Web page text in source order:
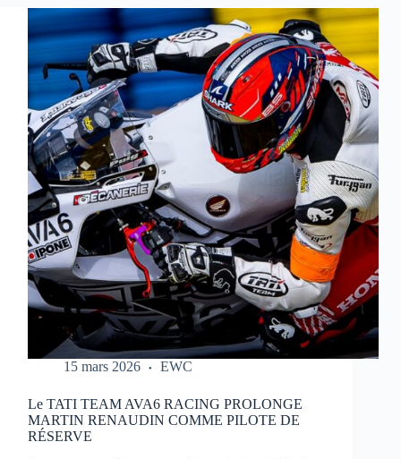
DU
QATAR
EST
REPORTÉ
:
NOUVEAU
CALENDRIER
DANS
LE
LIEN
15 mars 2026 EWC
Le TATI TEAM AVA6 RACING PROLONGE
MARTIN RENAUDIN COMME PILOTE DE
RÉSERVE